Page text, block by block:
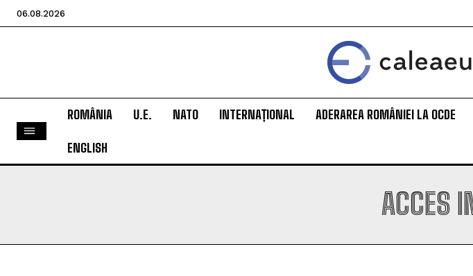
06.08.2026
ROMÂNIA U.E. NATO INTERNAȚIONAL ADERAREA ROMÂNIEI LA OCDE
ENGLISH
ACCES